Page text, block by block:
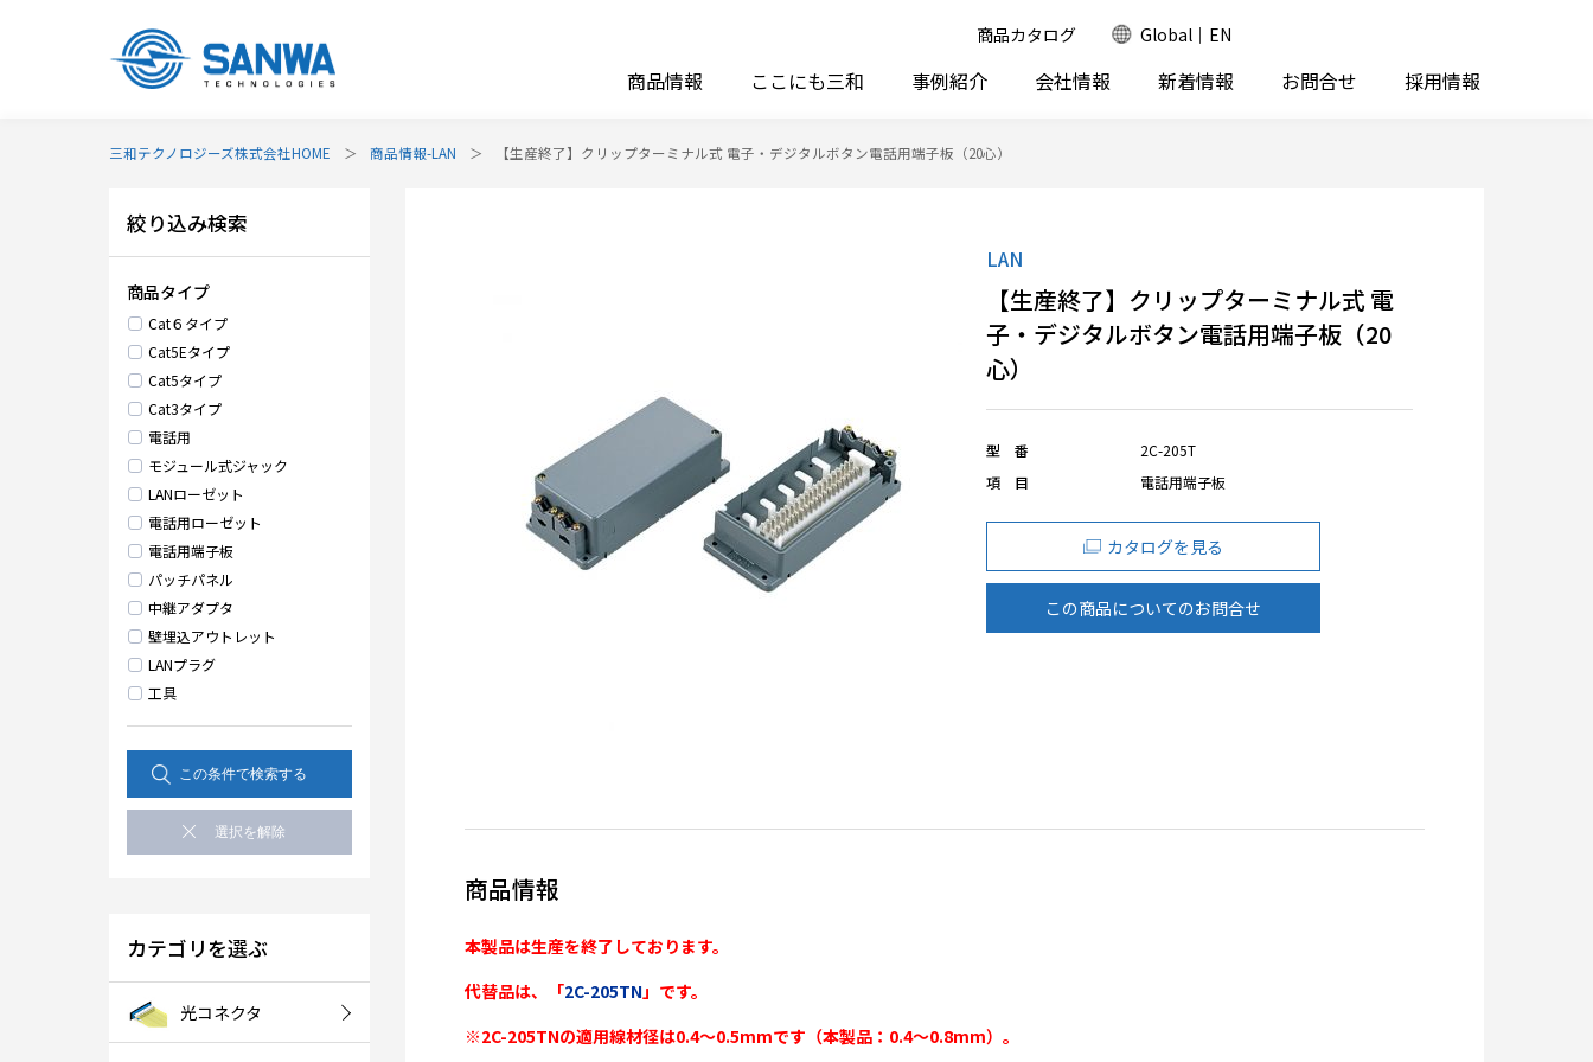
商品カタログ Global｜EN
商品情報 ここにも三和 事例紹介 会社情報 新着情報 お問合せ 採用情報
三和テクノロジーズ株式会社HOME 商品情報-LAN 【生産終了】クリップターミナル式 電子・デジタルボタン電話用端子板（20心）
絞り込み検索
商品タイプ
Cat６タイプ
Cat5Eタイプ
Cat5タイプ
Cat3タイプ
電話用
モジュール式ジャック
LANローゼット
電話用ローゼット
電話用端子板
パッチパネル
中継アダプタ
壁埋込アウトレット
LANプラグ
工具
カテゴリを選ぶ
光コネクタ
LAN
【生産終了】クリップターミナル式 電
子・デジタルボタン電話用端子板（20
心）
型 番
2C-205T
項 目
電話用端子板
カタログを見る
この商品についてのお問合せ
商品情報
本製品は生産を終了しております。
代替品は、「2C-205TN」です。
※2C-205TNの適用線材径は0.4～0.5mmです（本製品：0.4～0.8mm）。